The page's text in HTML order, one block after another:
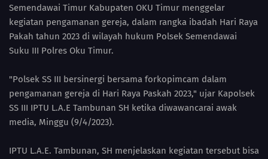
Semendawai Timur Kabupaten OKU Timur menggelar
kegiatan pengamanan gereja, dalam rangka ibadah Hari Raya
Pakah tahun 2023 di wilayah hukum Polsek Semendawai
Suku III Polres Oku Timur.
"Polsek SS III bersinergi bersama forkopimcam dalam
pengamanan gereja di Hari Raya Paskah 2023," ujar Kapolsek
SS III IPTU L.A.E Tambunan SH ketika diwawancarai awak
media, Minggu (9/4/2023).
IPTU L.A.E. Tambunan, SH menjelaskan kegiatan tersebut bisa